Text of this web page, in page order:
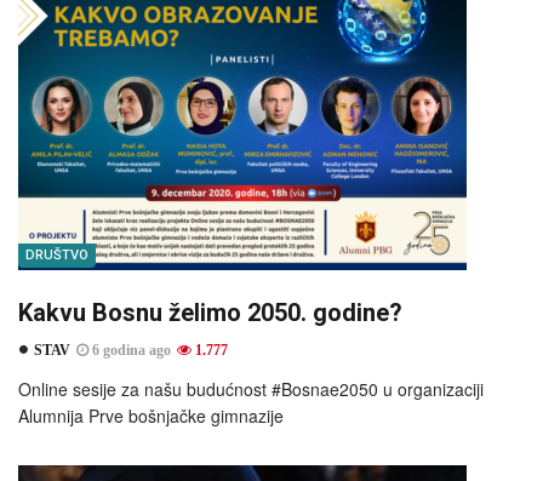
DRUŠTVO
Kakvu Bosnu želimo 2050. godine?
STAV 6 godina ago 1.777
Online sesije za našu budućnost #Bosnae2050 u organizaciji
Alumnija Prve bošnjačke gimnazije